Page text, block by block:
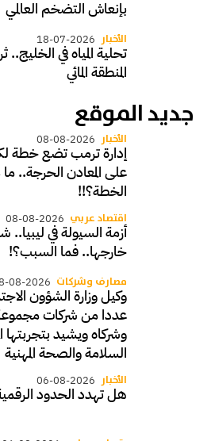
بإنعاش التضخم العالمي
الأخبار 18-07-2026
تحلية المياه في
المنطقة المائي
جديد الموقع
الأخبار 08-08-2026
إدارة ترمب تضع خطة
على المعادن الحرجة..
الخطة؟!!
اقتصاد عربي 08-08-2026
أزمة السيولة في ليبيا..
خارجها.. فما السبب؟!
مصارف وشركات 08-2026
وكيل وزارة الشؤون
عددا من شركات
وشركاه ويشيد بتجربتها
السلامة والصحة المهنية
الأخبار 06-08-2026
هل تهدد الحدود